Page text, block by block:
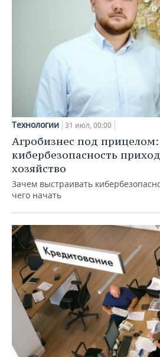
Технологии 31 июл, 00:00
Агробизнес под
кибербезопасность
хозяйство
Зачем выстраивать
чего начать